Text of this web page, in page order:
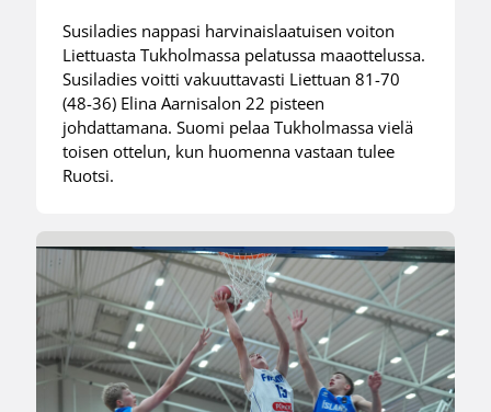
Susiladies nappasi harvinaislaatuisen voiton
Liettuasta Tukholmassa pelatussa maaottelussa.
Susiladies voitti vakuuttavasti Liettuan 81-70
(48-36) Elina Aarnisalon 22 pisteen
johdattamana. Suomi pelaa Tukholmassa vielä
toisen ottelun, kun huomenna vastaan tulee
Ruotsi.